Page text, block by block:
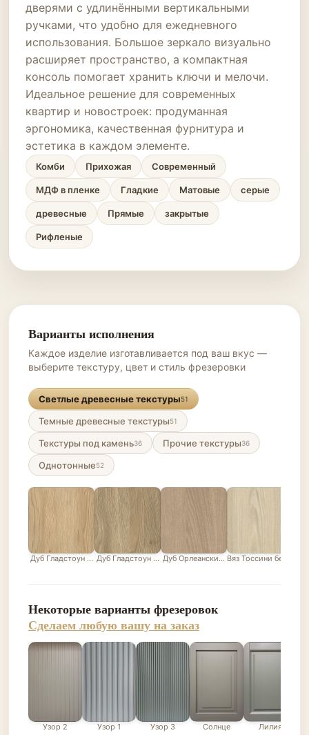
дверями с удлинёнными вертикальными
ручками, что удобно для ежедневного
использования. Большое зеркало визуально
расширяет пространство, а компактная
консоль помогает хранить ключи и мелочи.
Идеальное решение для современных
квартир и новостроек: продуманная
эргономика, качественная фурнитура и
эстетика в каждом элементе.
Комби Прихожая Современный
МДФ в пленке Гладкие Матовые серые
древесные Прямые закрытые
Рифленые
Варианты исполнения
Каждое изделие изготавливается под ваш вкус —
выберите текстуру, цвет и стиль фрезеровки
Светлые древесные текстуры51
Темные древесные текстуры51
Текстуры под камень36 Прочие текстуры36
Однотонные52
Дуб Гладстоун песочныйДуб Гладстоун серо-бежевыйДуб Орлеанский песочно-бежевый
Вяз Тоссини белый
Некоторые варианты фрезеровок
Сделаем любую вашу на заказ
Узор 2 Узор 1 Узор 3 Солнце Лилия